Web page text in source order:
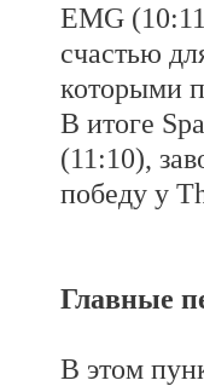
EMG
счастью
которыми
В итоге
(11:10),
победу у
Главные
В этом